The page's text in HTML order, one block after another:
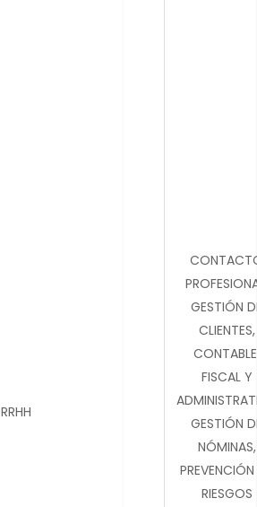
RRHH
GESTIÓN
CLIENTES,
FISCAL Y
GESTIÓN
NÓMINAS,
RIESGOS